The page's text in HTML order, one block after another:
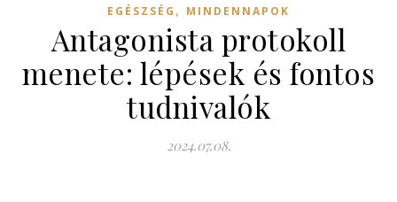
EGÉSZSÉG , MINDENNAPOK
Antagonista protokoll
menete: lépések és fontos
tudnivalók
2024.07.08.